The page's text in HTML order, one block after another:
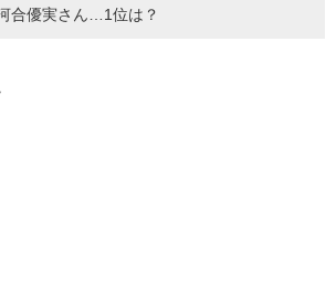
合優実さん…1位は？